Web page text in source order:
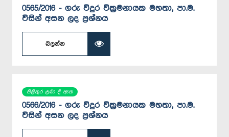
0565/2016 - ගරු විදුර වික්‍රමනායක මහතා, පා.ම.
විසින් අසන ලද ප්‍රශ්නය
බලන්න
පිළිතුර ලබා දී ඇත
0566/2016 - ගරු විදුර වික්‍රමනායක මහතා, පා.ම.
විසින් අසන ලද ප්‍රශ්නය